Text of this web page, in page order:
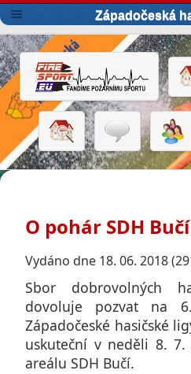
Západočeská
O pohár SDH Bučí
Vydáno dne 18. 06. 2018
Sbor dobrovolných
dovoluje pozvat na
Západočeské hasičské
uskuteční v neděli 8.
areálu SDH Bučí.